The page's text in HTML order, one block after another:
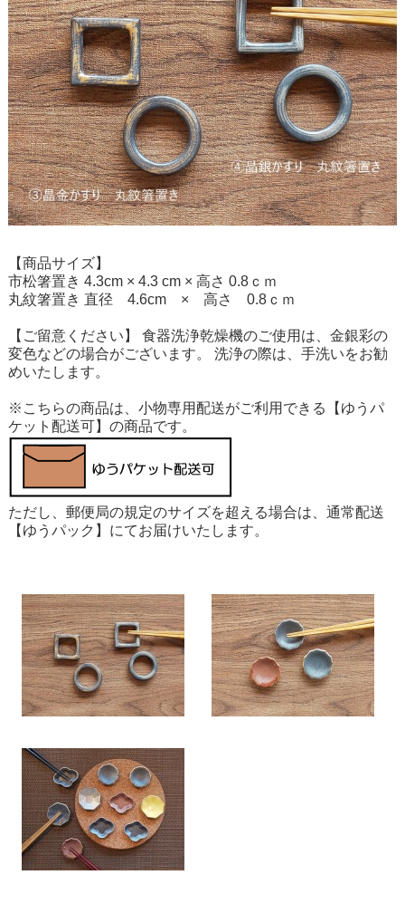
【商品サイズ】
市松箸置き 4.3cm × 4.3 cm × 高さ 0.8ｃｍ
丸紋箸置き 直径 4.6cm × 高さ 0.8ｃｍ
【ご留意ください】 食器洗浄乾燥機のご使用は、金銀彩の
変色などの場合がございます。 洗浄の際は、手洗いをお勧
めいたします。
※こちらの商品は、小物専用配送がご利用できる【ゆうパ
ケット配送可】の商品です。
ただし、郵便局の規定のサイズを超える場合は、通常配送
【ゆうパック】にてお届けいたします。